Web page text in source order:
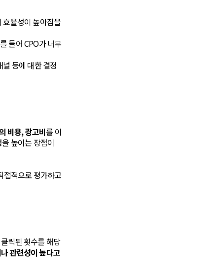
효율성이 높아짐을
들어 CPO가 너무
등에 대한 결정
비용, 광고비를 이
높이는 장점이
접적으로 평가하고
릭된 횟수를 해당
관련성이 높다고